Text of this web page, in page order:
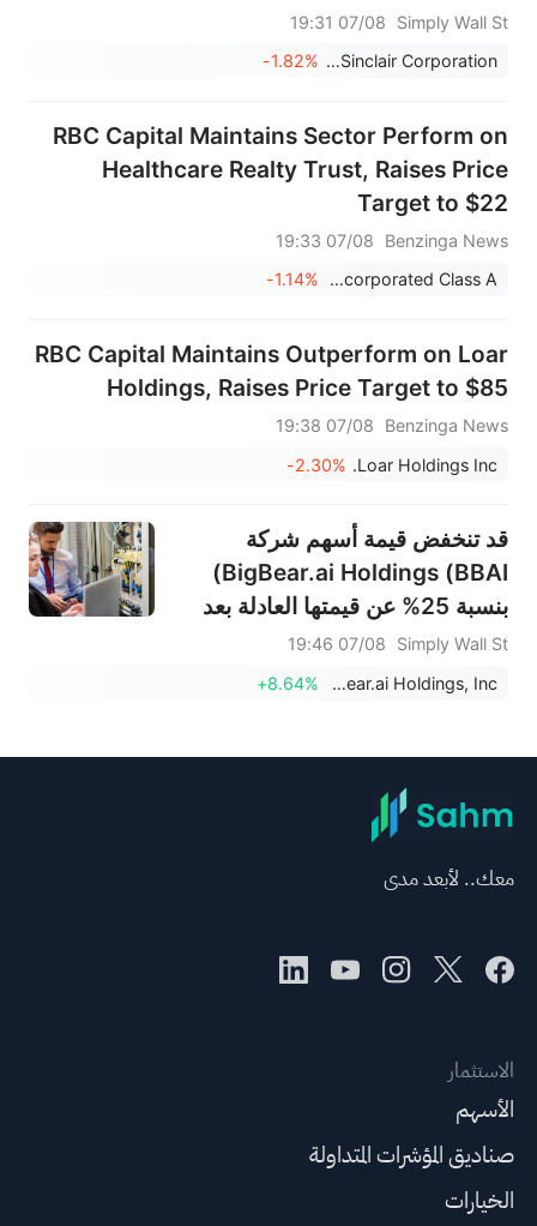
Simply Wall St
07/08 19:31
HF Sinclair Corporation
-1.82%
RBC Capital Maintains Sector Perform on
Healthcare Realty Trust, Raises Price
Target to $22
Benzinga News
07/08 19:33
Healthcare Realty Trust Incorporated Class A
-1.14%
RBC Capital Maintains Outperform on Loar
Holdings, Raises Price Target to $85
Benzinga News
07/08 19:38
Loar Holdings Inc.
-2.30%
قد تنخفض قيمة أسهم شركة
BigBear.ai Holdings (BBAI)
بنسبة 25% عن قيمتها العادلة بعد
إعلان توقعات الأرباح.
Simply Wall St
07/08 19:46
BigBear.ai Holdings, Inc.
+8.64%
معك.. لأبعد مدى
الاستثمار
الأسهم
صناديق المؤشرات المتداولة
الخيارات